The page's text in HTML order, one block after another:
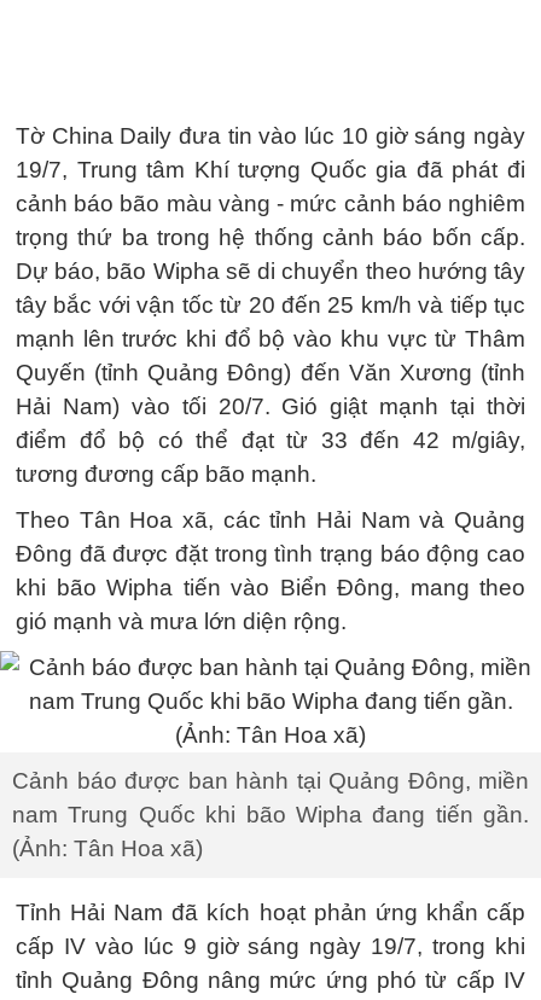
Tờ China Daily đưa tin vào lúc 10 giờ sáng ngày
19/7, Trung tâm Khí tượng Quốc gia đã phát đi
cảnh báo bão màu vàng - mức cảnh báo nghiêm
trọng thứ ba trong hệ thống cảnh báo bốn cấp.
Dự báo, bão Wipha sẽ di chuyển theo hướng tây
tây bắc với vận tốc từ 20 đến 25 km/h và tiếp tục
mạnh lên trước khi đổ bộ vào khu vực từ Thâm
Quyến (tỉnh Quảng Đông) đến Văn Xương (tỉnh
Hải Nam) vào tối 20/7. Gió giật mạnh tại thời
điểm đổ bộ có thể đạt từ 33 đến 42 m/giây,
tương đương cấp bão mạnh.
Theo Tân Hoa xã, các tỉnh Hải Nam và Quảng
Đông đã được đặt trong tình trạng báo động cao
khi bão Wipha tiến vào Biển Đông, mang theo
gió mạnh và mưa lớn diện rộng.
Cảnh báo được ban hành tại Quảng Đông, miền
nam Trung Quốc khi bão Wipha đang tiến gần.
(Ảnh: Tân Hoa xã)
Tỉnh Hải Nam đã kích hoạt phản ứng khẩn cấp
cấp IV vào lúc 9 giờ sáng ngày 19/7, trong khi
tỉnh Quảng Đông nâng mức ứng phó từ cấp IV